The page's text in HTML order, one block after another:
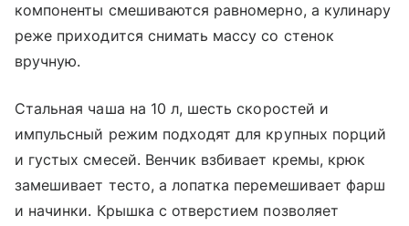
компоненты смешиваются равномерно, а кулинару
реже приходится снимать массу со стенок
вручную.
Стальная чаша на 10 л, шесть скоростей и
импульсный режим подходят для крупных порций
и густых смесей. Венчик взбивает кремы, крюк
замешивает тесто, а лопатка перемешивает фарш
и начинки. Крышка с отверстием позволяет